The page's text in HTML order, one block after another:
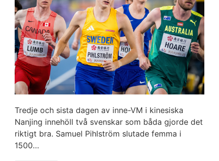
Tredje och sista dagen av inne-VM i kinesiska
Nanjing innehöll två svenskar som båda gjorde det
riktigt bra. Samuel Pihlström slutade femma i
1500…